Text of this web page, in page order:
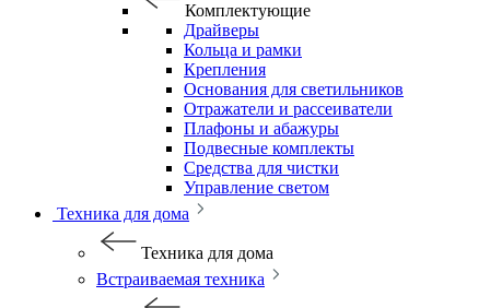
Комплектующие
Драйверы
Кольца и рамки
Крепления
Основания для светильников
Отражатели и рассеиватели
Плафоны и абажуры
Подвесные комплекты
Средства для чистки
Управление светом
Техника для дома
Техника для дома
Встраиваемая техника